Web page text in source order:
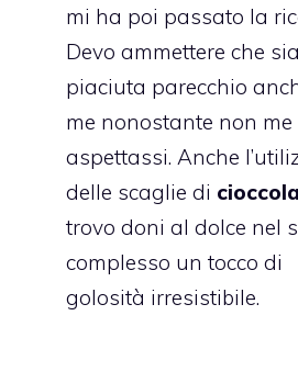
mi ha poi passato la
Devo ammettere che
piaciuta parecchio
me nonostante non me
aspettassi. Anche
delle scaglie di
trovo doni al dolce nel
complesso un tocco di
golosità irresistibile.